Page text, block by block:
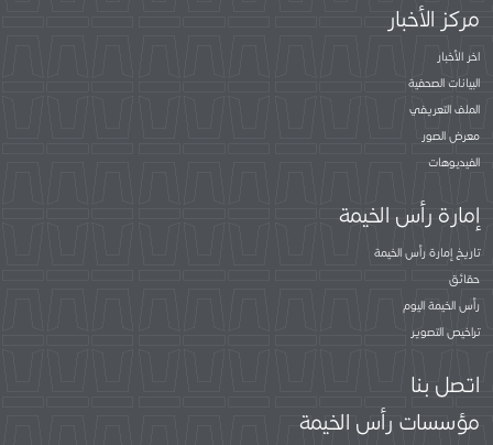
مركز الأخبار
اخر الأخبار
البيانات الصحفية
الملف التعريفي
معرض الصور
الفيديوهات
إمارة رأس الخيمة
تاريخ إمارة رأس الخيمة
حقائق
رأس الخيمة اليوم
تراخيص التصوير
اتصل بنا
مؤسسات رأس الخيمة